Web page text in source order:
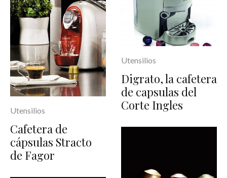
Utensilios
Cafetera de
cápsulas Stracto
de Fagor
Utensilios
Digrato, la cafetera
de capsulas del
Corte Ingles